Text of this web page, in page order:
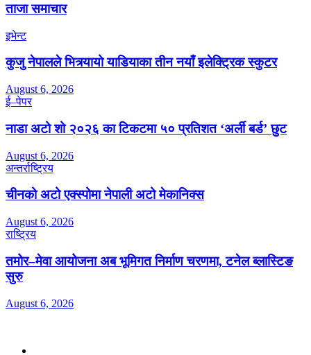
ताजा समाचार
इभेन्ट
कुजु नेपालले भित्र्यायो याडियाका तीन नयाँ इलेक्ट्रिक स्कुटर
August 6, 2026
ई–पेपर
नाडा अटो शो २०२६ का टिकटमा ५० प्रतिशत ‘अर्ली बर्ड’ छुट
August 6, 2026
अन्तर्राष्ट्रिय
चीनको अटो एक्स्पोमा नेपाली अटो मेकानिक्स
August 6, 2026
राष्ट्रिय
तमोर–मेवा आयोजना अब भूमिगत निर्माण चरणमा, टनेल ब्लास्टिङ
सुरु
August 6, 2026